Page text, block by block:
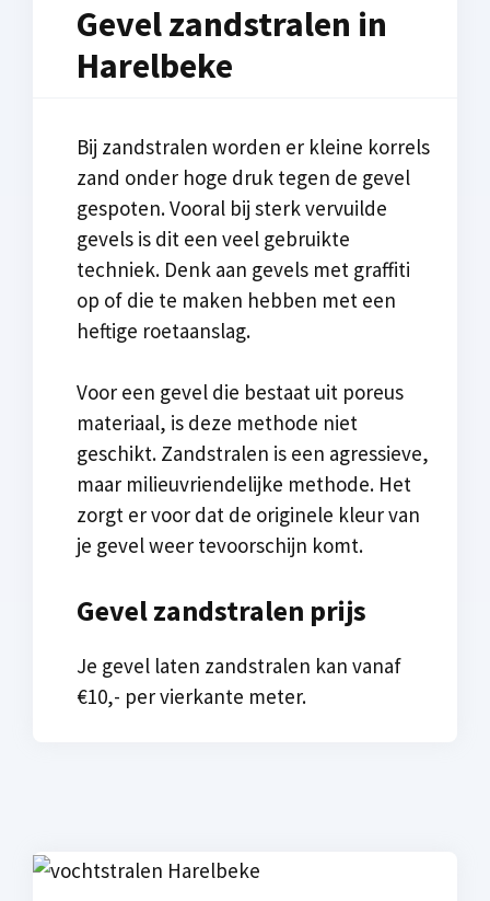
Gevel zandstralen in
Harelbeke
Bij zandstralen worden er kleine korrels
zand onder hoge druk tegen de gevel
gespoten. Vooral bij sterk vervuilde
gevels is dit een veel gebruikte
techniek. Denk aan gevels met graffiti
op of die te maken hebben met een
heftige roetaanslag.
Voor een gevel die bestaat uit poreus
materiaal, is deze methode niet
geschikt. Zandstralen is een agressieve,
maar milieuvriendelijke methode. Het
zorgt er voor dat de originele kleur van
je gevel weer tevoorschijn komt.
Gevel zandstralen prijs
Je gevel laten zandstralen kan vanaf
€10,- per vierkante meter.